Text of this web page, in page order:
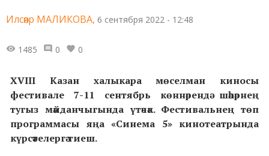
Илсөяр МАЛИКОВА, 6 сентября 2022 - 12:48
1485 0 0
XVIII
Казан халыкара мөселман киносы
фестивале 7-11 сентябрь көннәрендә шәһәрнең
тугыз мәйданчыгында үтәчәк. Фестивальнең төп
программасы яңа «Синема 5» кинотеатрында
күрсәтелергә тиеш.